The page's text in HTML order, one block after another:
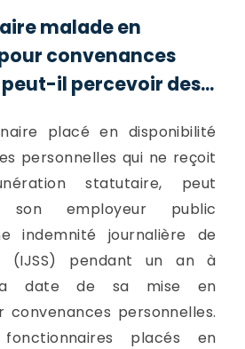
malade en
convenances
il percevoir des...
placé en disponibilité
personnelles qui ne reçoit
statutaire, peut
employeur public
indemnité journalière de
(IJSS) pendant un an à
date de sa mise en
convenances personnelles.
placés en